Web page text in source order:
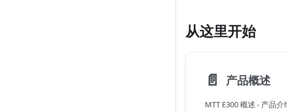
从这里开始
📄️ 产品概述
MTT E300 概述 - 产品